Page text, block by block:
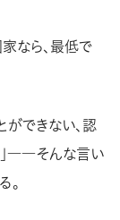
なら、最低で
ができない、認
」――そんな言い
。